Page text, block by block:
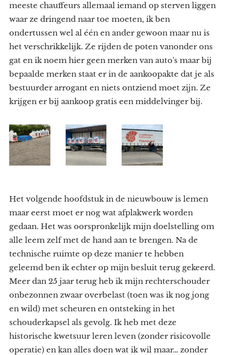
meeste chauffeurs allemaal iemand op sterven liggen
waar ze dringend naar toe moeten, ik ben
ondertussen wel al één en ander gewoon maar nu is
het verschrikkelijk. Ze rijden de poten vanonder ons
gat en ik noem hier geen merken van auto's maar bij
bepaalde merken staat er in de aankoopakte dat je als
bestuurder arrogant en niets ontziend moet zijn. Ze
krijgen er bij aankoop gratis een middelvinger bij.
Het volgende hoofdstuk in de nieuwbouw is lemen
maar eerst moet er nog wat afplakwerk worden
gedaan. Het was oorspronkelijk mijn doelstelling om
alle leem zelf met de hand aan te brengen. Na de
technische ruimte op deze manier te hebben
geleemd ben ik echter op mijn besluit terug gekeerd.
Meer dan 25 jaar terug heb ik mijn rechterschouder
onbezonnen zwaar overbelast (toen was ik nog jong
en wild) met scheuren en ontsteking in het
schouderkapsel als gevolg. Ik heb met deze
historische kwetsuur leren leven (zonder risicovolle
operatie) en kan alles doen wat ik wil maar… zonder